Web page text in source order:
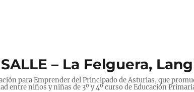
– La Felguera,
para Emprender del Principado de Asturias, que
entre niños y niñas de 3º y 4º curso de Educación